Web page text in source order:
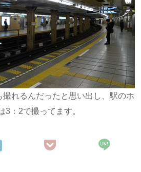
れるんだったと思い出し、駅のホ
3：2で撮ってます。